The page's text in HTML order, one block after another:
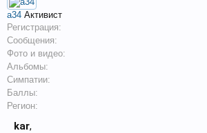
a34 Активист
Регистрация:
Сообщения:
Фото и видео:
Альбомы:
Симпатии:
Баллы:
Регион:
kar,